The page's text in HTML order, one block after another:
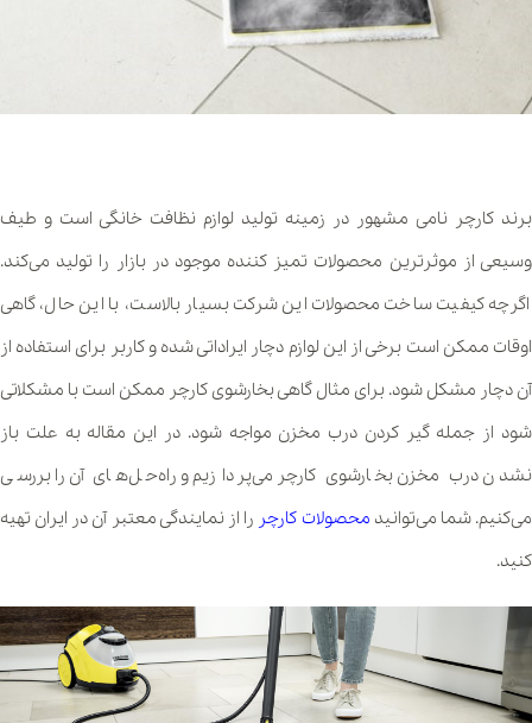
برند کارچر نامی مشهور در زمینه تولید لوازم نظافت خانگی است و طیف
وسیعی از موثرترین محصولات تمیز کننده موجود در بازار را تولید می‌کند.
اگرچه کیفیت ساخت محصولات این شرکت بسیار بالاست، با این حال، گاهی
اوقات ممکن است برخی از این لوازم دچار ایراداتی شده و کاربر برای استفاده از
آن دچار مشکل شود. برای مثال گاهی بخارشوی کارچر ممکن است با مشکلاتی
شود از جمله گیر کردن درب مخزن مواجه شود. در این مقاله به علت باز
نشدن درب مخزن بخارشوی کارچر می‌پردازیم و راه‌حل‌های آن را بررسی
می‌کنیم. شما می‌توانید محصولات کارچر را از نمایندگی معتبر آن در ایران تهیه
کنید.